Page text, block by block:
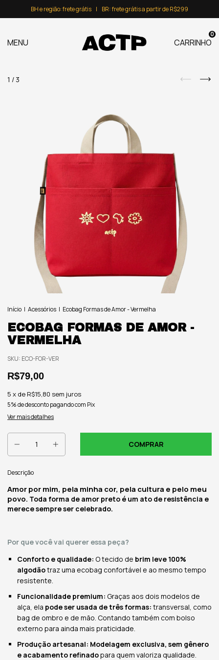
BH e região: frete grátis⠀|⠀BR: frete grátis a partir de R$299
MENU CARRINHO
0
1 / 3
Início | Acessórios | Ecobag Formas de Amor - Vermelha
ECOBAG FORMAS DE AMOR -
VERMELHA
SKU: ECO-FOR-VER
R$79,00
5 x de R$15,80 sem juros
5% de descontopagando com Pix
Ver mais detalhes
Descrição
Amor por mim, pela minha cor, pela cultura e pelo meu
povo. Toda forma de amor preto é um ato de resistência e
merece sempre ser celebrado.
Por que você vai querer essa peça?
Conforto e qualidade: O tecido de brim leve 100%
algodãotraz uma ecobag confortável e ao mesmo tempo
resistente.
Funcionalidade premium: Graças aos dois modelos de
alça, ela pode ser usada de três formas: transversal, como
bag de ombro e de mão. Contando também com bolso
externo para ainda mais praticidade.
Produção artesanal: Modelagem exclusiva, sem gênero
e acabamento refinadopara quem valoriza qualidade.